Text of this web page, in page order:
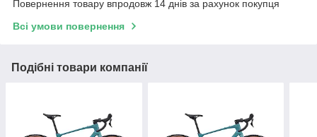
Повернення товару впродовж 14 днів за рахунок покупця
Всі умови повернення
Подібні товари компанії